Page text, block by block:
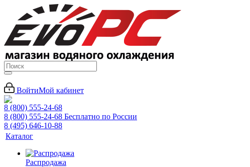
ВойтиМой кабинет
8 (800) 555-24-68
8 (800) 555-24-68 Бесплатно по России
8 (495) 646-10-88
Каталог
Распродажа